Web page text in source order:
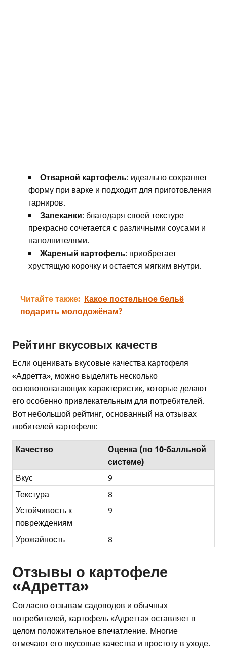
Отварной картофель: идеально сохраняет
форму при варке и подходит для приготовления
гарниров.
Запеканки: благодаря своей текстуре
прекрасно сочетается с различными соусами и
наполнителями.
Жареный картофель: приобретает
хрустящую корочку и остается мягким внутри.
Читайте также: Какое постельное бельё
подарить молодожёнам?
Рейтинг вкусовых качеств
Если оценивать вкусовые качества картофеля
«Адретта», можно выделить несколько
основополагающих характеристик, которые делают
его особенно привлекательным для потребителей.
Вот небольшой рейтинг, основанный на отзывах
любителей картофеля:
Качество
Оценка (по 10-балльной
системе)
Вкус
9
Текстура
8
Устойчивость к
повреждениям
9
Урожайность 8
Отзывы о картофеле
«Адретта»
Согласно отзывам садоводов и обычных
потребителей, картофель «Адретта» оставляет в
целом положительное впечатление. Многие
отмечают его вкусовые качества и простоту в уходе.